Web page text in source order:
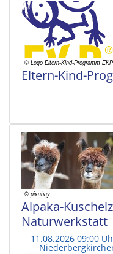
Eltern-Kind-
Alpaka-
Naturwerkstatt
11.08.2026 09:00